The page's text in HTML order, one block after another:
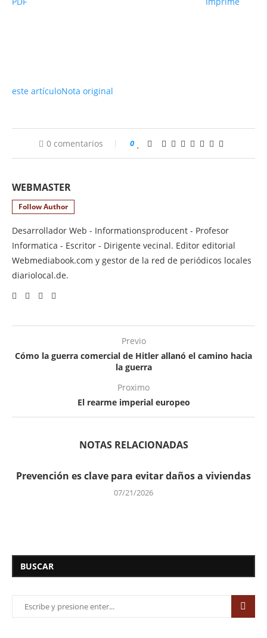
este artículoNota original
0 comentarios 0
WEBMASTER
Follow Author
Desarrollador Web - Informationsproducent - Profesor
Informatica - Escritor - Dirigente vecinal. Editor editorial
Webmediabook.com y gestor de la red de periódicos locales
diariolocal.de.
Previo
Cómo la guerra comercial de Hitler allanó el camino hacia
la guerra
Proximo
El rearme imperial europeo
NOTAS RELACIONADAS
Prevención es clave para evitar daños a viviendas
07/21/2026
BUSCAR